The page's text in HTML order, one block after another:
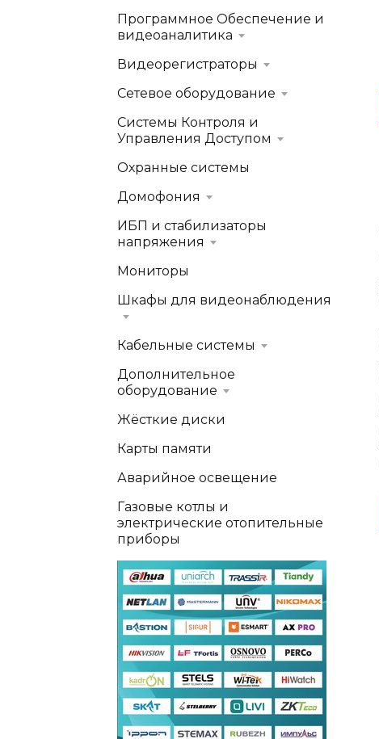
Программное Обеспечение и
видеоаналитика
Видеорегистраторы
Сетевое оборудование
Системы Контроля и
Управления Доступом
Охранные системы
Домофония
ИБП и стабилизаторы
напряжения
Мониторы
Шкафы для видеонаблюдения
Кабельные системы
Дополнительное
оборудование
Жёсткие диски
Карты памяти
Аварийное освещение
Газовые котлы и
электрические отопительные
приборы